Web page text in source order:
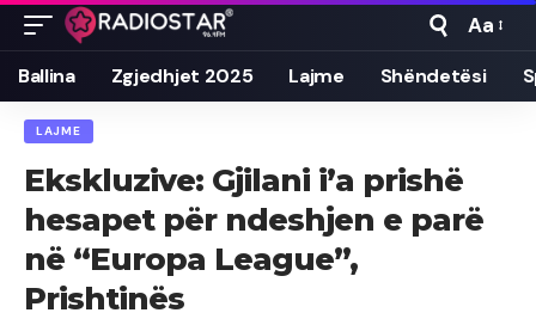
Font
Resizer
Aa
Ballina Zgjedhjet 2025 Lajme Shëndetësi
LAJME
Ekskluzive: Gjilani i’a prishë
hesapet për ndeshjen e parë
në “Europa League”,
Prishtinës